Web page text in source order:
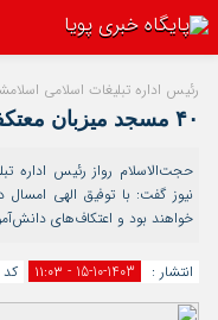
سروش
آپارات
رئیس اداره تبلیغات اسلامی
۴۰ مسجد میزبان معتکفین در اسلامشهر
حجت‌الاسلام رواز رئیس اداره
خواهند بود و اعتکاف‌های
انتشار : 1403-10-15 - ۱۱:۰۳ کد